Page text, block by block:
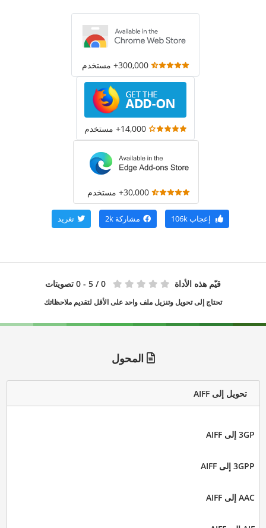
300,000+ مستخدم
14,000+ مستخدم
30,000+ مستخدم
إعجاب106k مشاركة 2k تغريد
قيّم هذه الأداة 0 / 5 - 0 تصويتات
تحتاج إلى تحويل وتنزيل ملف واحد على الأقل لتقديم ملاحظاتك
المحول
تحويل إلى AIFF
3GP إلى AIFF
3GPP إلى AIFF
AAC إلى AIFF